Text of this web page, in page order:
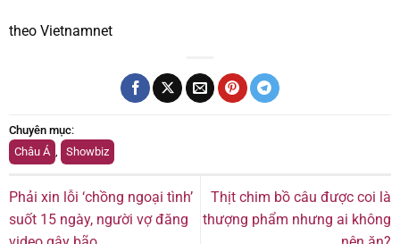
theo Vietnamnet
Chuyên mục:
Châu Á
Showbiz
Phải xin lỗi ‘chồng ngoại tình’
suốt 15 ngày, người vợ đăng
Thịt chim bồ câu được coi là
thượng phẩm nhưng ai không